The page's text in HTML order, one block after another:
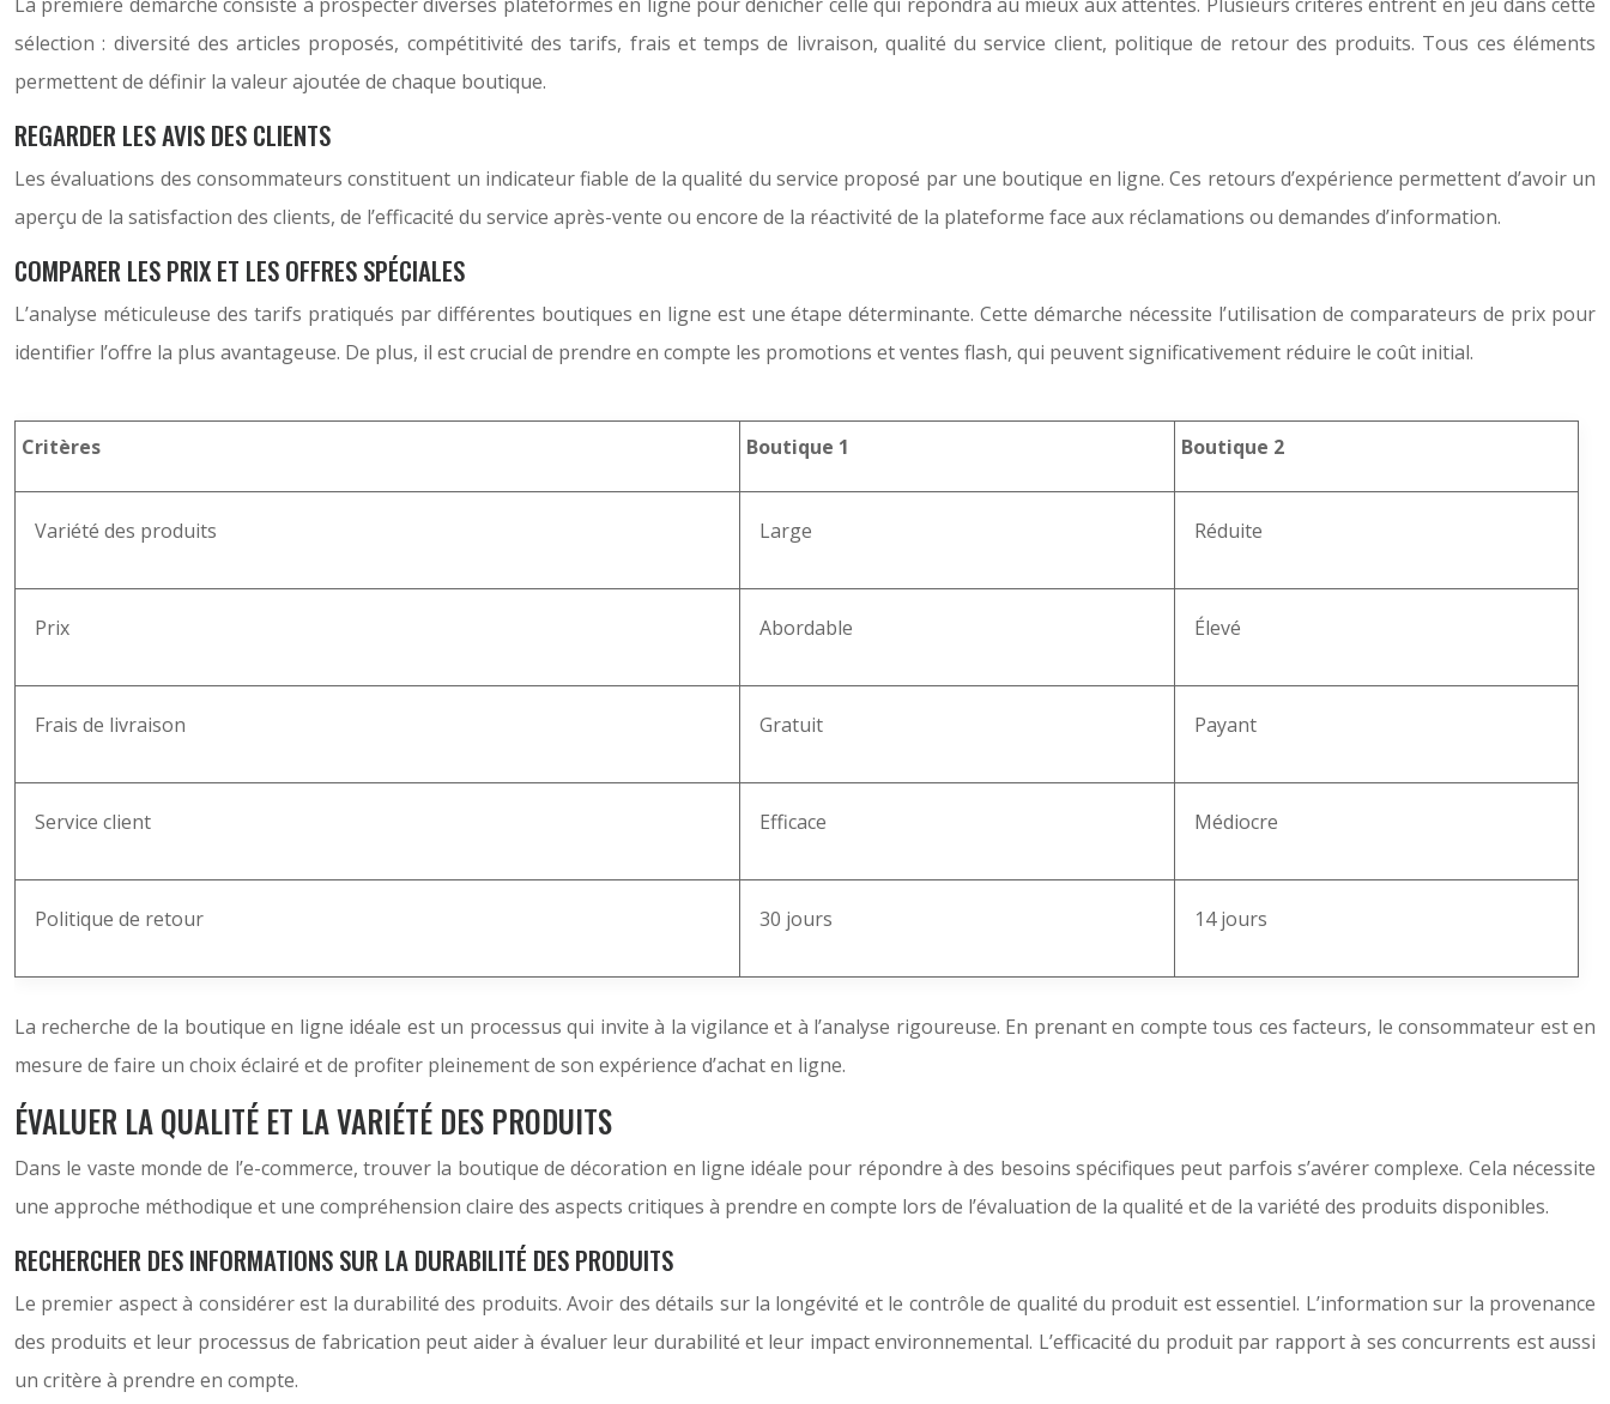
sélection : diversité des articles proposés, compétitivité des tarifs, frais et temps de livraison, qualité du service client, politique de retour des produits. Tous ces éléments
permettent de définir la valeur ajoutée de chaque boutique.
REGARDER LES AVIS DES CLIENTS
Les évaluations des consommateurs constituent un indicateur fiable de la qualité du service proposé par une boutique en ligne. Ces retours d’expérience permettent d’avoir un
aperçu de la satisfaction des clients, de l’efficacité du service après-vente ou encore de la réactivité de la plateforme face aux réclamations ou demandes d’information.
COMPARER LES PRIX ET LES OFFRES SPÉCIALES
L’analyse méticuleuse des tarifs pratiqués par différentes boutiques en ligne est une étape déterminante. Cette démarche nécessite l’utilisation de comparateurs de prix pour
identifier l’offre la plus avantageuse. De plus, il est crucial de prendre en compte les promotions et ventes flash, qui peuvent significativement réduire le coût initial.
Critères Boutique 1 Boutique 2
Variété des produits Large Réduite
Prix Abordable Élevé
Frais de livraison Gratuit Payant
Service client Efficace Médiocre
Politique de retour 30 jours 14 jours
La recherche de la boutique en ligne idéale est un processus qui invite à la vigilance et à l’analyse rigoureuse. En prenant en compte tous ces facteurs, le consommateur est en
mesure de faire un choix éclairé et de profiter pleinement de son expérience d’achat en ligne.
ÉVALUER LA QUALITÉ ET LA VARIÉTÉ DES PRODUITS
Dans le vaste monde de l’e-commerce, trouver la boutique de décoration en ligne idéale pour répondre à des besoins spécifiques peut parfois s’avérer complexe. Cela nécessite
une approche méthodique et une compréhension claire des aspects critiques à prendre en compte lors de l’évaluation de la qualité et de la variété des produits disponibles.
RECHERCHER DES INFORMATIONS SUR LA DURABILITÉ DES PRODUITS
Le premier aspect à considérer est la durabilité des produits. Avoir des détails sur la longévité et le contrôle de qualité du produit est essentiel. L’information sur la provenance
des produits et leur processus de fabrication peut aider à évaluer leur durabilité et leur impact environnemental. L’efficacité du produit par rapport à ses concurrents est aussi
un critère à prendre en compte.